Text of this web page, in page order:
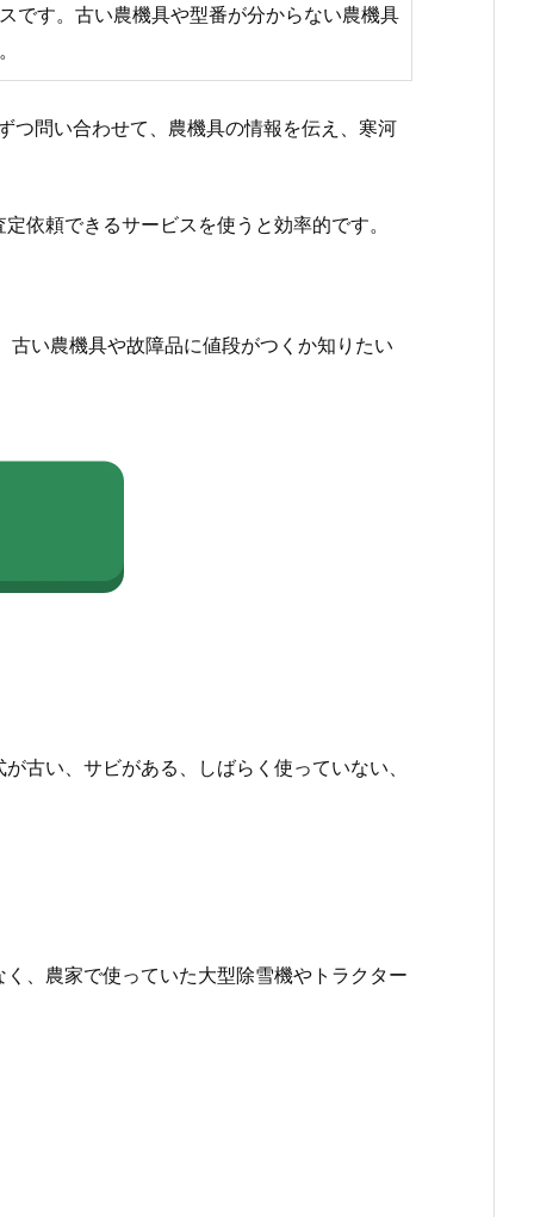
です。古い農機具や型番が分からない農機具
つ問い合わせて、農機具の情報を伝え、寒河
依頼できるサービスを使うと効率的です。
い農機具や故障品に値段がつくか知りたい
古い、サビがある、しばらく使っていない、
、農家で使っていた大型除雪機やトラクター